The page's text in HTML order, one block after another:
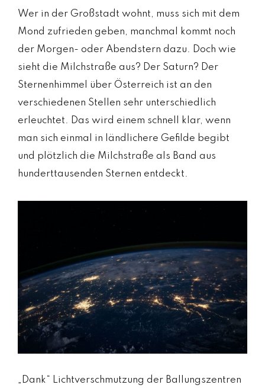
Wer in der Großstadt wohnt, muss sich mit dem
Mond zufrieden geben, manchmal kommt noch
der Morgen- oder Abendstern dazu. Doch wie
sieht die Milchstraße aus? Der Saturn? Der
Sternenhimmel über Österreich ist an den
verschiedenen Stellen sehr unterschiedlich
erleuchtet. Das wird einem schnell klar, wenn
man sich einmal in ländlichere Gefilde begibt
und plötzlich die Milchstraße als Band aus
hunderttausenden Sternen entdeckt.
„Dank“ Lichtverschmutzung der Ballungszentren